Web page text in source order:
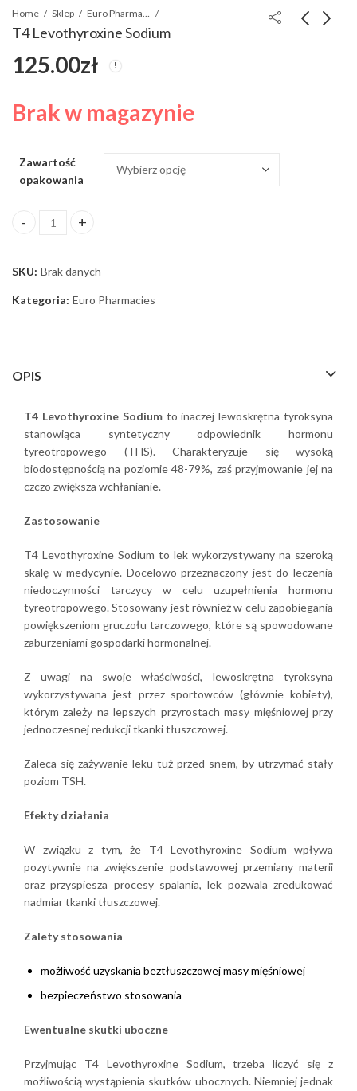
Home Sklep Euro Pharmacies
T4 Levothyroxine Sodium
125.00zł
Brak w magazynie
Zawartość
opakowania
T4 Levothyroxine Sodium ilość
SKU: Brak danych
Kategoria: Euro Pharmacies
OPIS
T4 Levothyroxine Sodiumto inaczej lewoskrętna tyroksyna
stanowiąca syntetyczny odpowiednik hormonu
tyreotropowego (THS). Charakteryzuje się wysoką
biodostępnością na poziomie 48-79%, zaś przyjmowanie jej na
czczo zwiększa wchłanianie.
Zastosowanie
T4 Levothyroxine Sodium to lek wykorzystywany na szeroką
skalę w medycynie. Docelowo przeznaczony jest do leczenia
niedoczynności tarczycy w celu uzupełnienia hormonu
tyreotropowego. Stosowany jest również w celu zapobiegania
powiększeniom gruczołu tarczowego, które są spowodowane
zaburzeniami gospodarki hormonalnej.
Z uwagi na swoje właściwości, lewoskrętna tyroksyna
wykorzystywana jest przez sportowców (głównie kobiety),
którym zależy na lepszych przyrostach masy mięśniowej przy
jednoczesnej redukcji tkanki tłuszczowej.
Zaleca się zażywanie leku tuż przed snem, by utrzymać stały
poziom TSH.
Efekty działania
W związku z tym, że T4 Levothyroxine Sodium wpływa
pozytywnie na zwiększenie podstawowej przemiany materii
oraz przyspiesza procesy spalania, lek pozwala zredukować
nadmiar tkanki tłuszczowej.
Zalety stosowania
możliwość uzyskania beztłuszczowej masy mięśniowej
bezpieczeństwo stosowania
Ewentualne skutki uboczne
Przyjmując T4 Levothyroxine Sodium, trzeba liczyć się z
możliwością wystąpienia skutków ubocznych. Niemniej jednak